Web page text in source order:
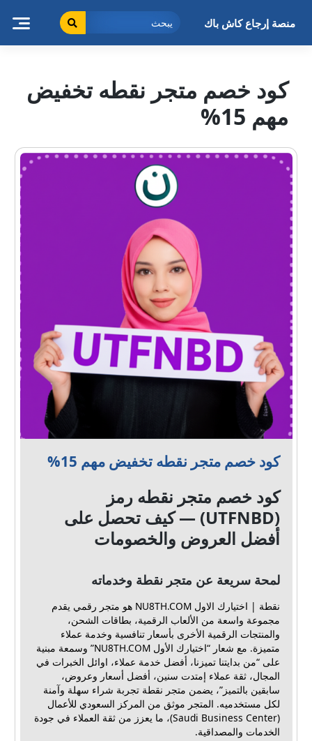
منصة إرجاع كاش باك
كود خصم متجر نقطه تخفيض
مهم 15%
كود خصم متجر نقطه تخفيض مهم 15%
كود خصم متجر نقطه رمز
(UTFNBD) — كيف تحصل على
أفضل العروض والخصومات
لمحة سريعة عن متجر نقطة وخدماته
نقطة | اختيارك الاول NU8TH.COM هو متجر رقمي يقدم
مجموعة واسعة من الألعاب الرقمية، بطاقات الشحن،
والمنتجات الرقمية الأخرى بأسعار تنافسية وخدمة عملاء
متميزة. مع شعار “اختيارك الأول NU8TH.COM” وسمعة مبنية
على “من بدايتنا تميزنا، أفضل خدمة عملاء، اوائل الخبرات في
المجال، ثقة عملاء إمتدت سنين، أفضل أسعار وعروض،
سابقين بالتميز”، يضمن متجر نقطة تجربة شراء سهلة وآمنة
لكل مستخدميه. المتجر موثق من المركز السعودي للأعمال
(Saudi Business Center)، ما يعزز من ثقة العملاء في جودة
الخدمات والمصداقية.